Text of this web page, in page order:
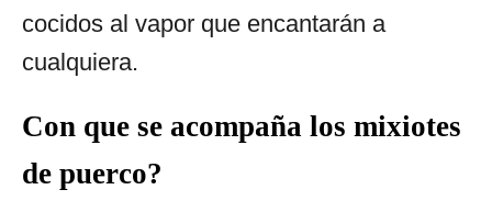
cocidos al vapor que encantarán a
cualquiera.
Con que se acompaña los mixiotes
de puerco?